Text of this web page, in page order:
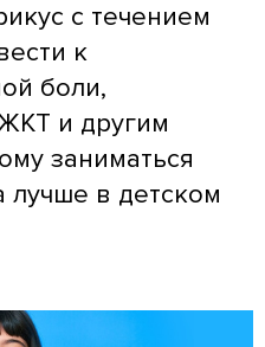
с течением
к
боли,
и другим
заниматься
лучше в детском